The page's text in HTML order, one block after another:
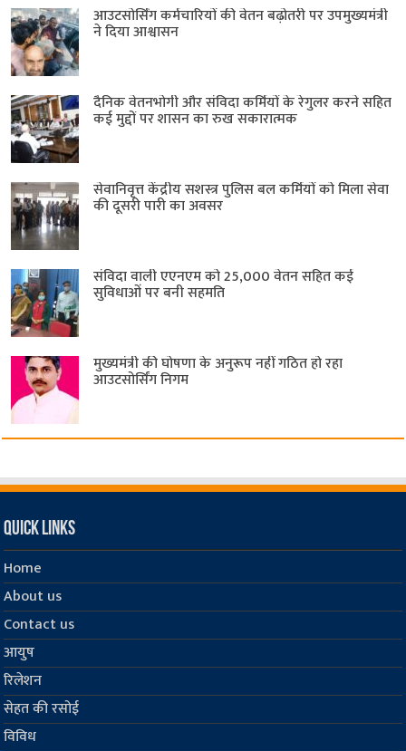
आउटसोर्सिंग कर्मचारियों की वेतन बढ़ोतरी पर उपमुख्यमंत्री
ने दिया आश्वासन
दैनिक वेतनभोगी और संविदा कर्मियों के रेगुलर करने सहित
कई मुद्दों पर शासन का रुख सकारात्मक
सेवानिवृत्त केंद्रीय सशस्त्र पुलिस बल ​कर्मियों को मिला सेवा
की दूसरी पारी का अवसर
संविदा वाली एएनएम को 25,000 वेतन सहित कई
सुविधाओं पर बनी सहमति
मुख्यमंत्री की घोषणा के अनुरूप नहीं गठित हो रहा
आउटसोर्सिंग निगम
Quick Links
Home
About us
Contact us
आयुष
रिलेशन
सेहत की रसोई
विविध